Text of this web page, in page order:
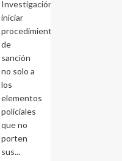
Investigación
iniciar
procedimientos
de
sanción
no solo a
los
elementos
policiales
que no
porten
sus...